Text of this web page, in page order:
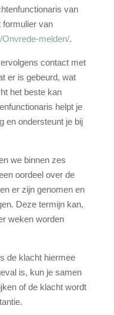
van
formulier van
melden/.
contact met
er is gebeurd, wat
het beste kan
helpt je
en ondersteunt je bij
we binnen zes
oordeel over de
er zijn genomen en
Deze termijn kan,
weken worden
de klacht hiermee
is, kun je samen
of de klacht wordt